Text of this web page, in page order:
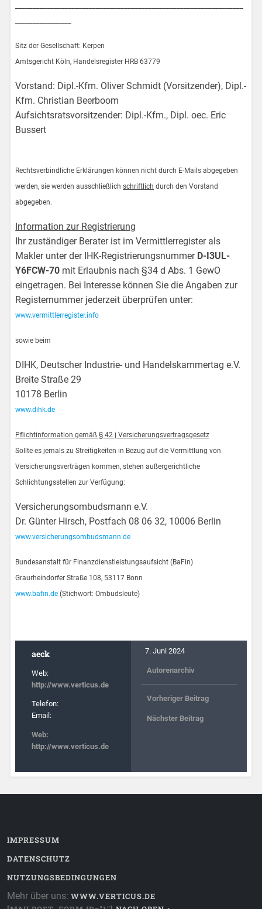
Sitz der Gesellschaft: Kerpen
Amtsgericht Köln, Handelsregister HRB 63779
Vorstand: Dipl.-Kfm. Oliver Schmidt (Vorsitzender), Dipl.-
Kfm. Christian Beerboom
Aufsichtsratsvorsitzender: Dipl.-Kfm., Dipl. oec. Eric
Bussert
Rechtsverbindliche Erklärungen können nicht durch E-Mails abgegeben
werden, sie werden ausschließlichschriftlich durch den Vorstand
abgegeben.
Information zur Registrierung
Ihr zuständiger Berater ist im Vermittlerregister als
Makler unter der IHK-Registrierungsnummer D-I3UL-
Y6FCW-70 mit Erlaubnis nach §34 d Abs. 1 GewO
eingetragen. Bei Interesse können Sie die Angaben zur
Registernummer jederzeit überprüfen unter:
www.vermittlerregister.info
sowie beim
DIHK, Deutscher Industrie- und Handelskammertag e.V.
Breite Straße 29
10178 Berlin
www.dihk.de
Pflichtinformation gemäß § 42 j Versicherungsvertragsgesetz
Sollte es jemals zu Streitigkeiten in Bezug auf die Vermittlung von
Versicherungsverträgen kommen, stehen außergerichtliche
Schlichtungsstellen zur Verfügung:
Versicherungsombudsmann e.V.
Dr. Günter Hirsch, Postfach 08 06 32, 10006 Berlin
www.versicherungsombudsmann.de
Bundesanstalt für Finanzdienstleistungsaufsicht (BaFin)
Graurheindorfer Straße 108, 53117 Bonn
www.bafin.de (Stichwort: Ombudsleute)
aeck
Web:
http://www.verticus.de
Telefon:
Email:
Web:
http://www.verticus.de
7. Juni 2024
Autorenarchiv
Vorheriger Beitrag
Nächster Beitrag
IMPRESSUM
DATENSCHUTZ
NUTZUNGSBEDINGUNGEN
Mehr über uns: WWW.VERTICUS.DE